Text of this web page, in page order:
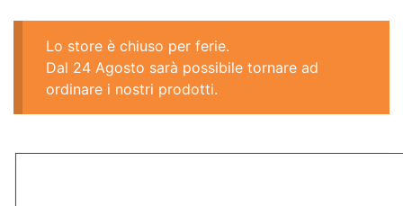
Lo store è chiuso per ferie.
Dal 24 Agosto sarà possibile tornare ad
ordinare i nostri prodotti.